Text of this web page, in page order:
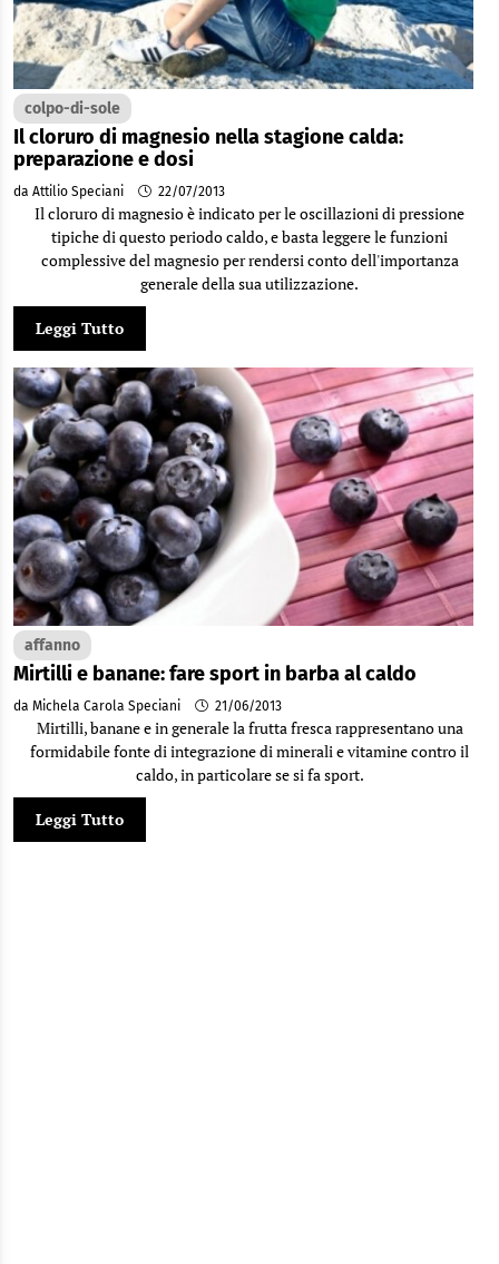
colpo-di-sole
Il cloruro di magnesio nella stagione calda:
preparazione e dosi
da Attilio Speciani 22/07/2013
Il cloruro di magnesio è indicato per le oscillazioni di pressione
tipiche di questo periodo caldo, e basta leggere le funzioni
complessive del magnesio per rendersi conto dell'importanza
generale della sua utilizzazione.
Leggi Tutto
affanno
Mirtilli e banane: fare sport in barba al caldo
da Michela Carola Speciani 21/06/2013
Mirtilli, banane e in generale la frutta fresca rappresentano una
formidabile fonte di integrazione di minerali e vitamine contro il
caldo, in particolare se si fa sport.
Leggi Tutto